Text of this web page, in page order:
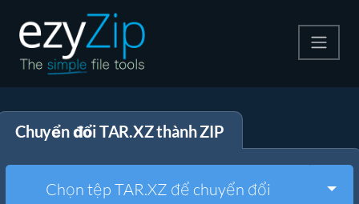
Giải nén
Chuyển đổi TAR.XZ thành ZIP
Chọn tệp TAR.XZ để chuyển đổi